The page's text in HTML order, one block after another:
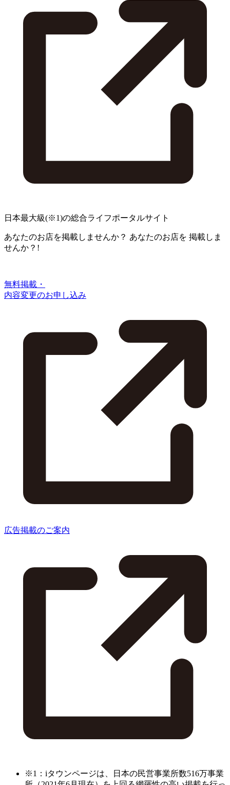
日本最大級(※1)の総合ライフポータルサイト
あなたのお店を掲載しませんか？ あなたのお店を 掲載しま
せんか？!
無料掲載・
内容変更のお申し込み
広告掲載のご案内
※1：iタウンページは、日本の民営事業所数516万事業